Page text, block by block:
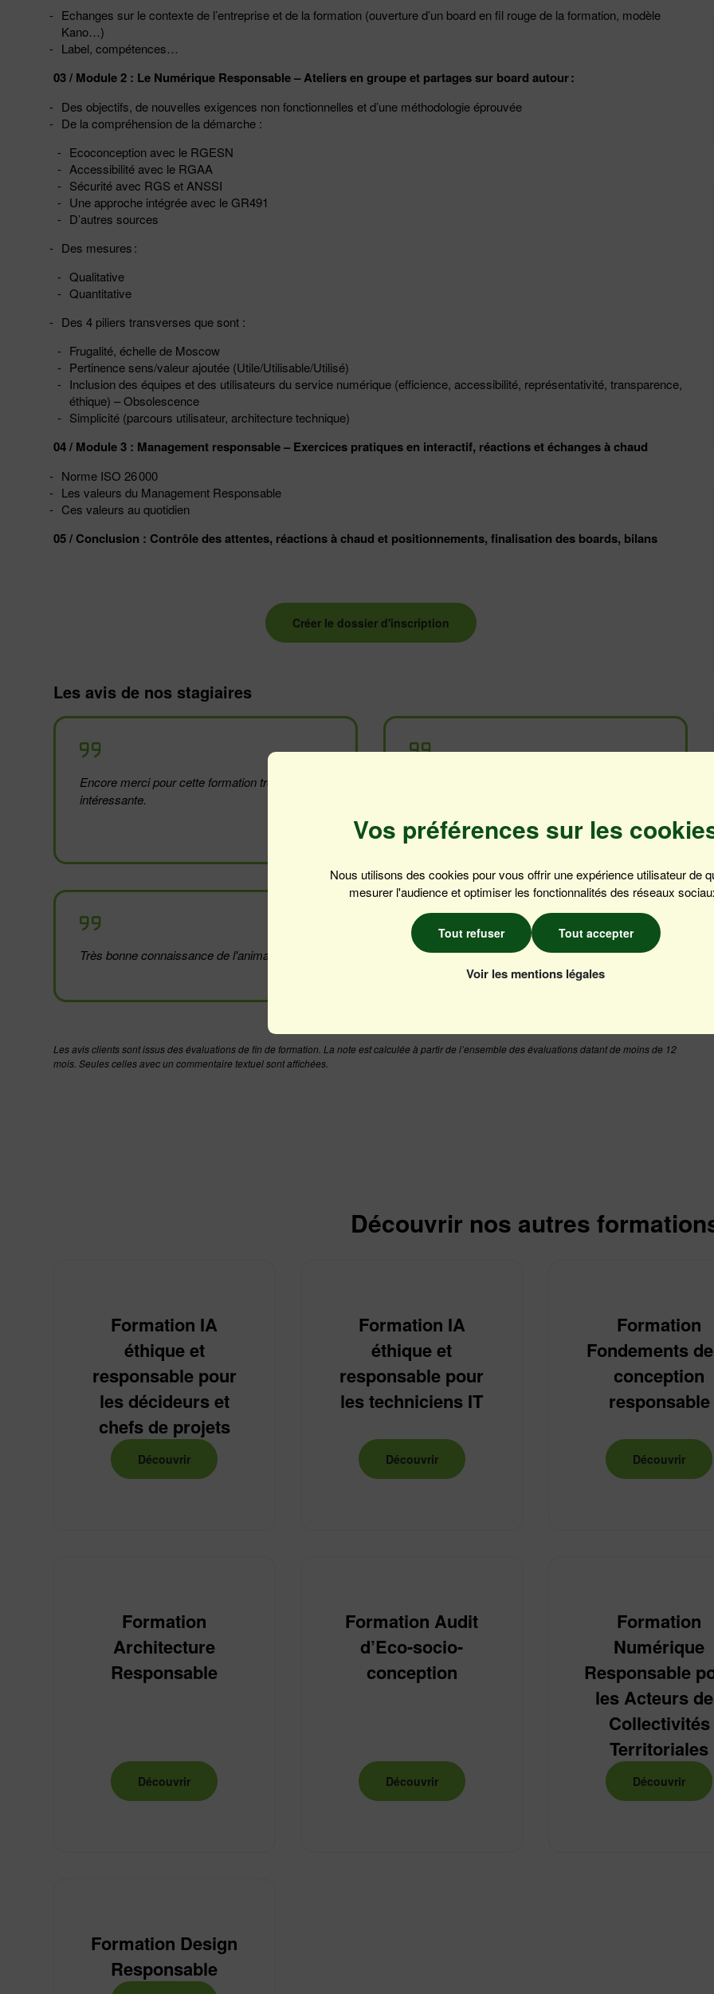
Echanges sur le contexte de l’entreprise et de la formation (ouverture d’un board en fil rouge de la formation, modèle
Kano…)
Label, compétences…
03 / Module 2 : Le Numérique Responsable – Ateliers en groupe et partages sur board autour :
Des objectifs, de nouvelles exigences non fonctionnelles et d’une méthodologie éprouvée
De la compréhension de la démarche :
Ecoconception avec le RGESN
Accessibilité avec le RGAA
Sécurité avec RGS et ANSSI
Une approche intégrée avec le GR491
D’autres sources
Des mesures :
Qualitative
Quantitative
Des 4 piliers transverses que sont :
Frugalité, échelle de Moscow
Pertinence sens/valeur ajoutée (Utile/Utilisable/Utilisé)
Inclusion des équipes et des utilisateurs du service numérique (efficience, accessibilité, représentativité, transparence,
éthique) – Obsolescence
Simplicité (parcours utilisateur, architecture technique)
04 / Module 3 : Management responsable – Exercices pratiques en interactif, réactions et échanges à chaud
Norme ISO 26 000
Les valeurs du Management Responsable
Ces valeurs au quotidien
05 / Conclusion : Contrôle des attentes, réactions à chaud et positionnements, finalisation des boards, bilans
Créer le dossier d'inscription
Merci de renseigner les informations ci-dessous :
Dans quel but souhaitez-vous suivre cette formation ?*
Je reconnais avoir lu et accepté l'ensemble desconditions générales du site.*
En cochant cette case, je déclare avoir pris connaissance et accepté les conditions de traitement de mes données
personnelles.*
Les avis de nos stagiaires
Encore merci pour cette formation très
intéressante.
Très bonne connaissance de l'animateur. Qualité de l'animation, interactivité, rythme.
Les avis clients sont issus des évaluations de fin de formation. La note est calculée à partir de l’ensemble des évaluations datant de moins de 12
mois. Seules celles avec un commentaire textuel sont affichées.
Découvrir nos autres
Formation IA
éthique et
responsable pour
les décideurs et
chefs de projets
Découvrir
Formation IA
éthique et
responsable pour
les techniciens IT
Découvrir
Formation
Fondements
conception
responsable
Découvrir
Formation
Architecture
Responsable
Découvrir
Formation Audit
d’Eco-socio-
conception
Découvrir
Formation
Numérique
Responsable
les Acteurs
Collectivités
Territoriales
Découvrir
Formation Design
Responsable
Vos préférences sur les
Nous utilisons des cookies pour vous offrir une expérience utilisateur de
mesurer l'audience et optimiser les fonctionnalités des réseaux
Tout refuser Tout accepter
Voir les mentions légales